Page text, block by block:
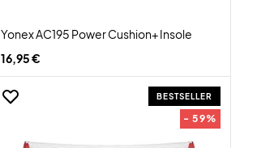
Yonex AC195 Power Cushion+ Insole
16,95 €
BESTSELLER
- 59%